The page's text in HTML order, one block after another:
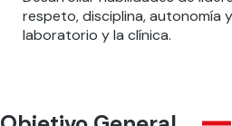
respeto, disciplina, autonomía
laboratorio y la clínica.